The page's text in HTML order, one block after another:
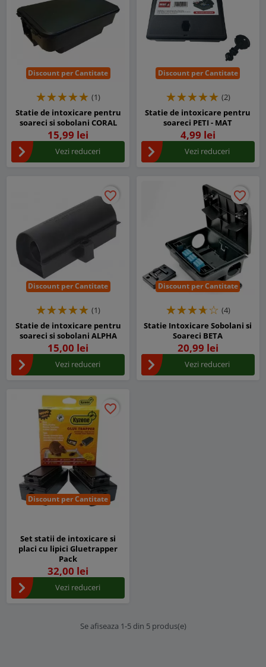
Discount per Cantitate
(1)
Statie de intoxicare pentru
soareci si sobolani CORAL
15,99 lei
Vezi reduceri
Discount per Cantitate
(2)
Statie de intoxicare pentru
soareci PETI - MAT
4,99 lei
Vezi reduceri
Discount per Cantitate
favorite_border
favorite_border
(1)
Statie de intoxicare pentru
soareci si sobolani ALPHA
15,00 lei
Vezi reduceri
Discount per Cantitate
favorite_border
favorite_border
(4)
Statie Intoxicare Sobolani si
Soareci BETA
20,99 lei
Vezi reduceri
Discount per Cantitate
favorite_border
favorite_border
Set statii de intoxicare si
placi cu lipici Gluetrapper
Pack
32,00 lei
Vezi reduceri
Se afiseaza 1-5 din 5 produs(e)